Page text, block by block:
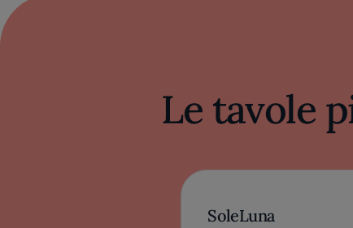
Le tavole
SoleLuna